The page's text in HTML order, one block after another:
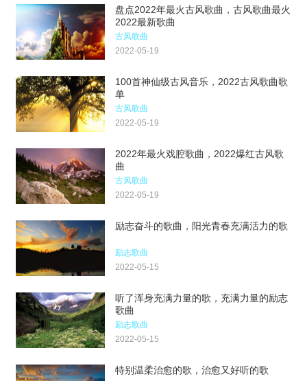
盘点2022年最火古风歌曲，古风歌曲最火
2022最新歌曲
古风歌曲
2022-05-19
100首神仙级古风音乐，2022古风歌曲歌
单
古风歌曲
2022-05-19
2022年最火戏腔歌曲，2022爆红古风歌
曲
古风歌曲
2022-05-19
励志奋斗的歌曲，阳光青春充满活力的歌
励志歌曲
2022-05-15
听了浑身充满力量的歌，充满力量的励志
歌曲
励志歌曲
2022-05-15
特别温柔治愈的歌，治愈又好听的歌